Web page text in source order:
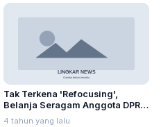
Tak Terkena 'Refocusing',
Belanja Seragam Anggota DPRD
Capai Ratusan Juta
4 tahun yang lalu